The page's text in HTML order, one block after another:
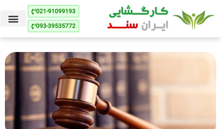
021-91099193
093-39535772